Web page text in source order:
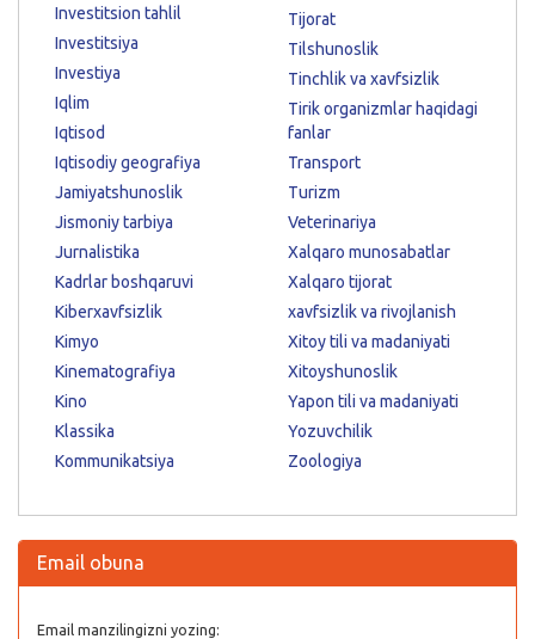
Investitsion tahlil
Investitsiya
Investiya
Iqlim
Iqtisod
Iqtisodiy geografiya
Jamiyatshunoslik
Jismoniy tarbiya
Jurnalistika
Kadrlar boshqaruvi
Kiberxavfsizlik
Kimyo
Kinematografiya
Kino
Klassika
Kommunikatsiya
Tijorat
Tilshunoslik
Tinchlik va xavfsizlik
Tirik organizmlar haqidagi
fanlar
Transport
Turizm
Veterinariya
Xalqaro munosabatlar
Xalqaro tijorat
xavfsizlik va rivojlanish
Xitoy tili va madaniyati
Xitoyshunoslik
Yapon tili va madaniyati
Yozuvchilik
Zoologiya
Email obuna
Email manzilingizni yozing: